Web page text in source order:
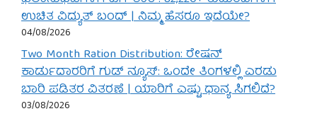
ಉಚಿತ ವಿದ್ಯುತ್ ಬಂದ್ | ನಿಮ್ಮ ಹೆಸರೂ ಇದೆಯೇ?
04/08/2026
Two Month Ration Distribution: ರೇಷನ್
ಕಾರ್ಡುದಾರರಿಗೆ ಗುಡ್ ನ್ಯೂಸ್: ಒಂದೇ ತಿಂಗಳಲ್ಲಿ ಎರಡು
ಬಾರಿ ಪಡಿತರ ವಿತರಣೆ | ಯಾರಿಗೆ ಎಷ್ಟು ಧಾನ್ಯ ಸಿಗಲಿದೆ?
03/08/2026